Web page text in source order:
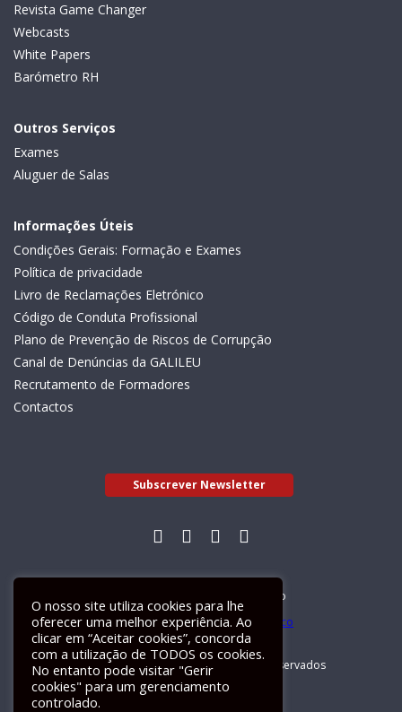
Revista Game Changer
Webcasts
White Papers
Barómetro RH
Outros Serviços
Exames
Aluguer de Salas
Informações Úteis
Condições Gerais: Formação e Exames
Política de privacidade
Livro de Reclamações Eletrónico
Código de Conduta Profissional
Plano de Prevenção de Riscos de Corrupção
Canal de Denúncias da GALILEU
Recrutamento de Formadores
Contactos
Subscrever Newsletter
Livro de Reclamações Electrónico
GALILEU 2026 © Todos os direitos reservados
O nosso site utiliza cookies para lhe
oferecer uma melhor experiência. Ao
clicar em “Aceitar cookies”, concorda
com a utilização de TODOS os cookies.
No entanto pode visitar "Gerir
cookies" para um gerenciamento
controlado.